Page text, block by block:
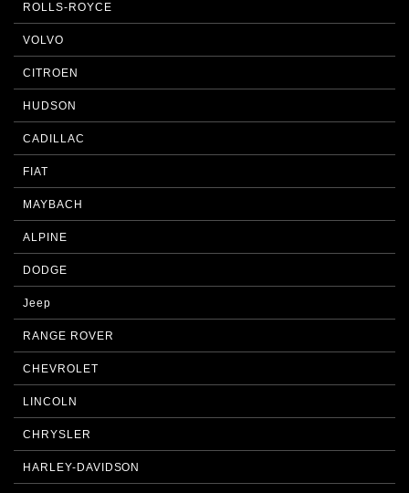
ROLLS-ROYCE
VOLVO
CITROEN
HUDSON
CADILLAC
FIAT
MAYBACH
ALPINE
DODGE
Jeep
RANGE ROVER
CHEVROLET
LINCOLN
CHRYSLER
HARLEY-DAVIDSON